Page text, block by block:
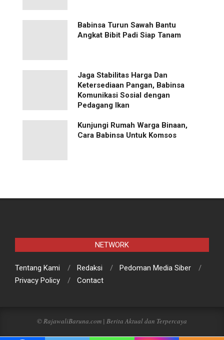
Babinsa Turun Sawah Bantu
Angkat Bibit Padi Siap Tanam
Jaga Stabilitas Harga Dan
Ketersediaan Pangan, Babinsa
Komunikasi Sosial dengan
Pedagang Ikan
Kunjungi Rumah Warga Binaan,
Cara Babinsa Untuk Komsos
NETWORK
Tentang Kami Redaksi
Pedoman Media Siber
Privacy Policy
Contact
© RajawaliBaruna.com | Berita Aktual dan Terpercaya